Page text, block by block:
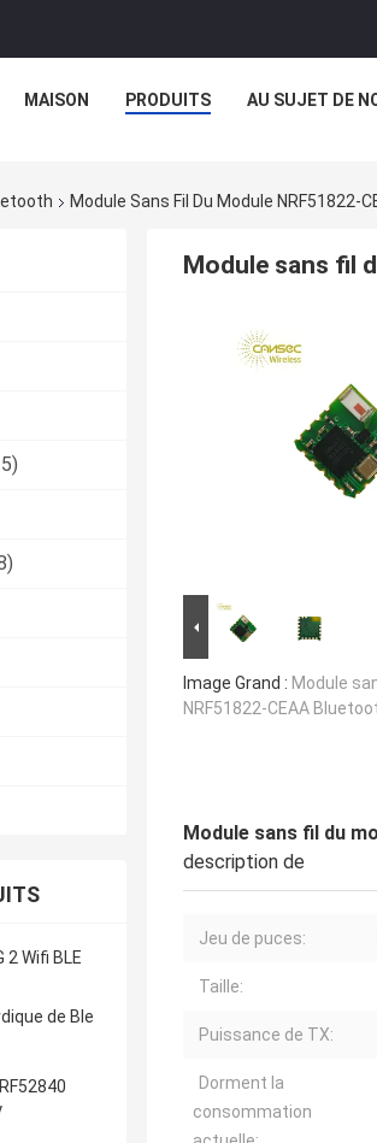
MAISON PRODUITS AU SUJET DE
Module Sans Fil Du Module NRF51822-
2 Wifi BLE
de Ble
Module sans fil
Image Grand : Module
NRF51822-CEAA
Module sans fil du
description de
Jeu de puces:
Taille:
Puissance de TX:
Dorment la
consommation